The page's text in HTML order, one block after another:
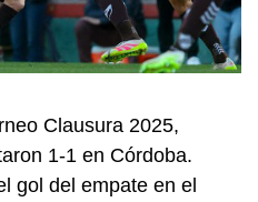
Clausura 2025,
1-1 en Córdoba.
gol del empate en el